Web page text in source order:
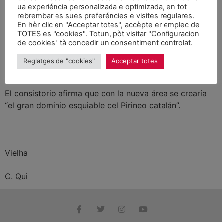
hacia Liat y Barradós
El Ayuntamiento quiere que el Pla Territorial de l´Alt
Pirineu i Aran contemple esta posibilidad de expansión.
El consistorio afirma que con la nueva área se crearía
“el gran dominio esquiable del Pirineo catalán”.
Vielha
C. Qui
ua experiéncia personalizada e optimizada, en tot
rebrembar es sues preferéncies e visites regulares.
En hèr clic en "Acceptar totes", accèpte er emplec de
TOTES es "cookies". Totun, pòt visitar "Configuracion
de cookies" tà concedir un consentiment controlat.
Reglatges de "cookies" Acceptar totes